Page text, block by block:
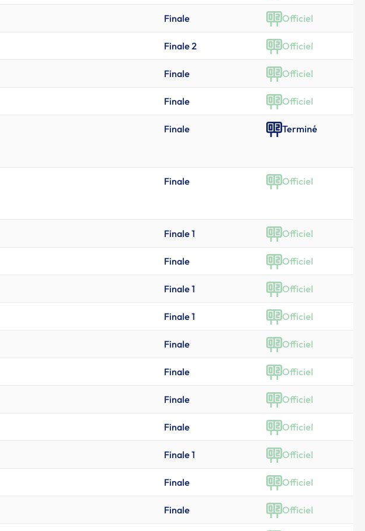
Finale Officiel
Finale 2 Officiel
Finale Officiel
Finale Officiel
Finale Terminé
Finale Officiel
Finale 1 Officiel
Finale Officiel
Finale 1 Officiel
Finale 1 Officiel
Finale Officiel
Finale Officiel
Finale Officiel
Finale Officiel
Finale 1 Officiel
Finale Officiel
Finale Officiel